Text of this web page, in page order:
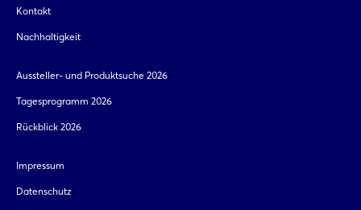
Kontakt
Nachhaltigkeit
Aussteller- und Produktsuche 2026
Tagesprogramm 2026
Rückblick 2026
Impressum
Datenschutz